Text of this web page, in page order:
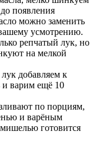
появления
можно заменить
усмотрению.
репчатый лук, но
на мелкой
добавляем к
и варим ещё 10
по порциям,
и варёным
готовится